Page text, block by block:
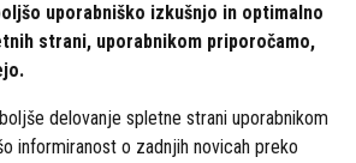
uporabniško izkušnjo in optimalno
strani, uporabnikom priporočamo,
delovanje spletne strani uporabnikom
informiranost o zadnjih novicah preko